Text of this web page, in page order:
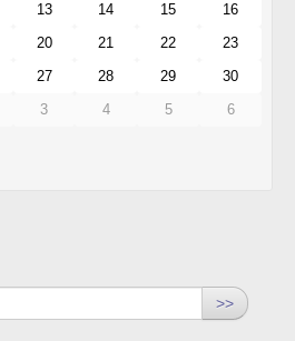
13 14 15
16
20 21 22
23
27 28 29
30
3 4 5 6
>>